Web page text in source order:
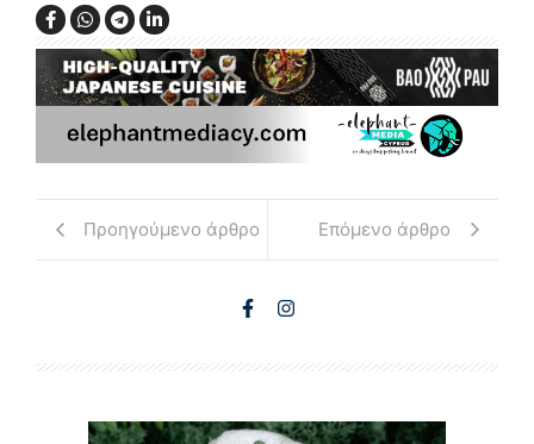
Προηγούμενο άρθρο Επόμενο άρθρο